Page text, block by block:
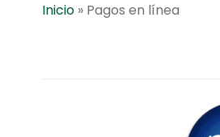
Inicio » Pagos en línea